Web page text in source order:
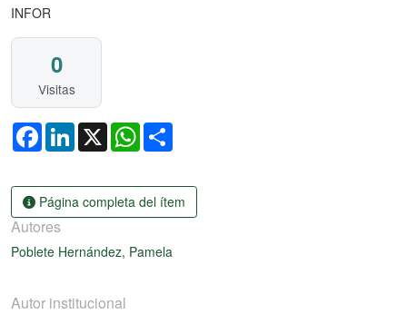
INFOR
0
Visitas
FacebookLinkedIn
X WhatsApp
Página completa del ítem
Autores
Poblete Hernández, Pamela
Autor institucional